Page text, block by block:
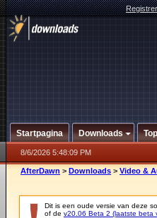
Startpagina Downloads
8/6/2026 5:48:09 PM
AfterDawn > Downloads > Video &
Dit is een oude versie van deze
of de v20.06 Beta 2 (laatste beta